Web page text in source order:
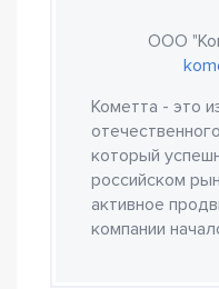
ООО
Кометта - это
который
российском
активное
компании